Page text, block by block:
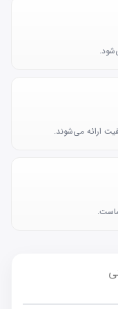
ارائه می‌شوند.